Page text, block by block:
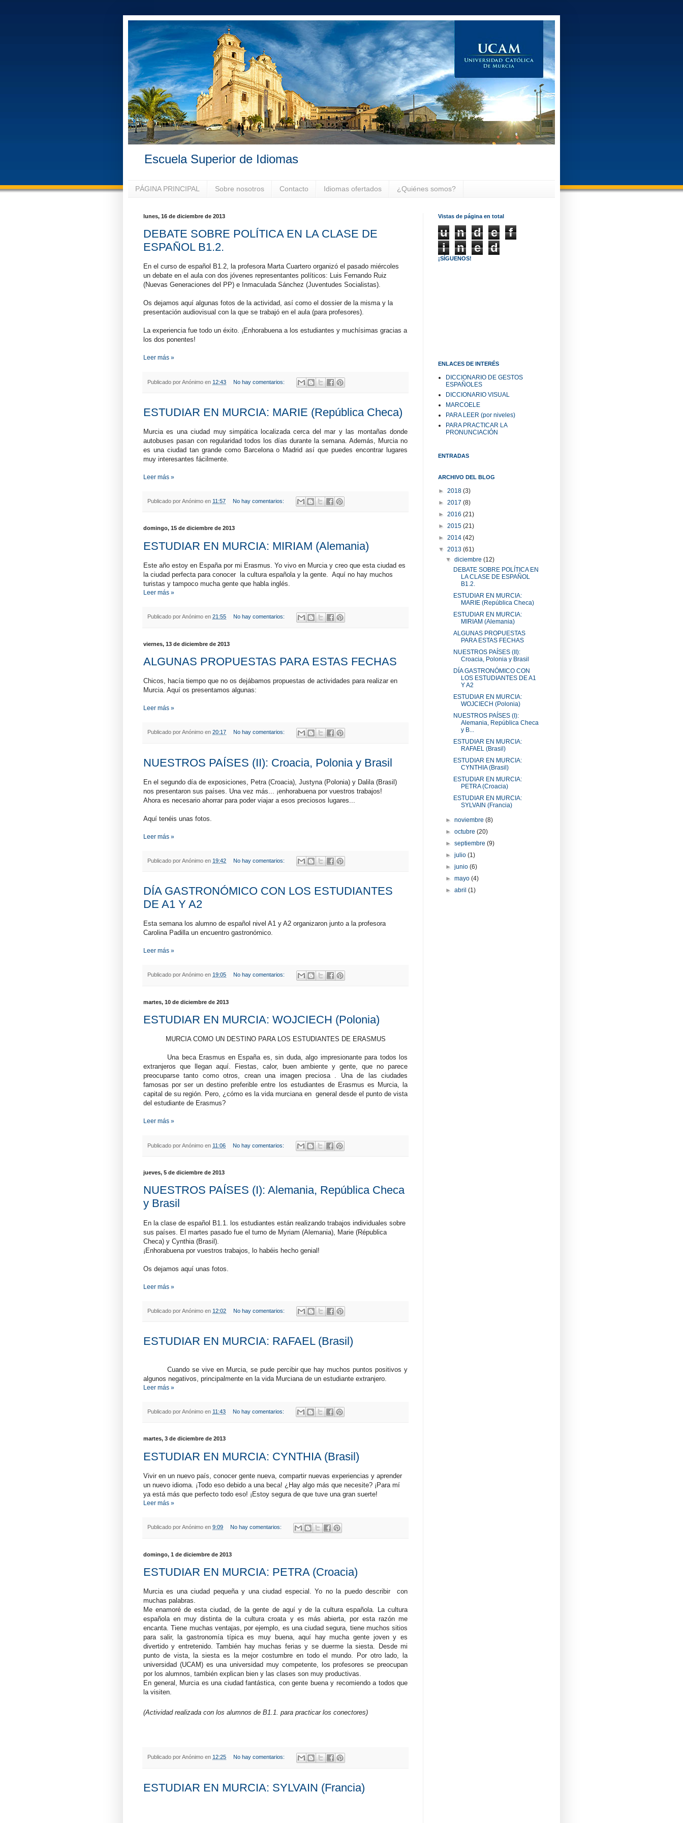
Escuela Superior de Idiomas
PÁGINA PRINCIPAL Sobre nosotros Contacto Idiomas ofertados ¿Quiénes somos?
lunes, 16 de diciembre de 2013
DEBATE SOBRE POLÍTICA EN LA CLASE DE
ESPAÑOL B1.2.
En el curso de español B1.2, la profesora Marta Cuartero organizó el pasado miércoles
un debate en el aula con dos jóvenes representantes políticos: Luis Fernando Ruiz
(Nuevas Generaciones del PP) e Inmaculada Sánchez (Juventudes Socialistas).
Os dejamos aquí algunas fotos de la actividad, así como el dossier de la misma y la
presentación audiovisual con la que se trabajó en el aula (para profesores).
La experiencia fue todo un éxito. ¡Enhorabuena a los estudiantes y muchísimas gracias a
los dos ponentes!
Leer más »
Publicado porAnónimo en 12:43 No hay comentarios:
ESTUDIAR EN MURCIA: MARIE (República Checa)
Murcia es una ciudad muy simpática localizada cerca del mar y las montañas donde
autobuses pasan con regularidad todos los días durante la semana. Además, Murcia no
es una ciudad tan grande como Barcelona o Madrid así que puedes encontrar lugares
muy interesantes fácilmente.
Leer más »
Publicado porAnónimo en 11:57 No hay comentarios:
domingo, 15 de diciembre de 2013
ESTUDIAR EN MURCIA: MIRIAM (Alemania)
Este año estoy en España por mi Erasmus. Yo vivo en Murcia y creo que esta ciudad es
la ciudad perfecta para conocer la cultura española y la gente. Aquí no hay muchos
turistas y tampoco mucha gente que habla inglés.
Leer más »
Publicado porAnónimo en 21:55 No hay comentarios:
viernes, 13 de diciembre de 2013
ALGUNAS PROPUESTAS PARA ESTAS FECHAS
Chicos, hacía tiempo que no os dejábamos propuestas de actividades para realizar en
Murcia. Aquí os presentamos algunas:
Leer más »
Publicado porAnónimo en 20:17 No hay comentarios:
NUESTROS PAÍSES (II): Croacia, Polonia y Brasil
En el segundo día de exposiciones, Petra (Croacia), Justyna (Polonia) y Dalila (Brasil)
nos presentaron sus países. Una vez más... ¡enhorabuena por vuestros trabajos!
Ahora es necesario ahorrar para poder viajar a esos preciosos lugares...
Aquí tenéis unas fotos.
Leer más »
Publicado porAnónimo en 19:42 No hay comentarios:
DÍA GASTRONÓMICO CON LOS ESTUDIANTES
DE A1 Y A2
Esta semana los alumno de español nivel A1 y A2 organizaron junto a la profesora
Carolina Padilla un encuentro gastronómico.
Leer más »
Publicado porAnónimo en 19:05 No hay comentarios:
martes, 10 de diciembre de 2013
ESTUDIAR EN MURCIA: WOJCIECH (Polonia)
MURCIA COMO UN DESTINO PARA LOS ESTUDIANTES DE ERASMUS
Una beca Erasmus en España es, sin duda, algo impresionante para todos los
extranjeros que llegan aquí. Fiestas, calor, buen ambiente y gente, que no parece
preocuparse tanto como otros, crean una imagen preciosa
. Una de las ciudades
famosas por ser un destino preferible entre los estudiantes de Erasmus es Murcia, la
capital de su región. Pero, ¿ cómo es la vida murciana en general desde el punto de vista
del estudiante de Erasmus?
Leer más »
Publicado porAnónimo en 11:06 No hay comentarios:
jueves, 5 de diciembre de 2013
NUESTROS PAÍSES (I): Alemania, República Checa
y Brasil
En la clase de español B1.1. los estudiantes están realizando trabajos individuales sobre
sus países. El martes pasado fue el turno de Myriam (Alemania), Marie (Républica
Checa) y Cynthia (Brasil).
¡Enhorabuena por vuestros trabajos, lo habéis hecho genial!
Os dejamos aquí unas fotos.
Leer más »
Publicado porAnónimo en 12:02 No hay comentarios:
ESTUDIAR EN MURCIA: RAFAEL (Brasil)
Cuando se vive en Murcia, se pude percibir que hay muchos puntos positivos y
algunos negativos, principalmente en la vida Murciana de un estudiante extranjero.
Leer más »
Publicado porAnónimo en 11:43 No hay comentarios:
martes, 3 de diciembre de 2013
ESTUDIAR EN MURCIA: CYNTHIA (Brasil)
Vivir en un nuevo país, conocer gente nueva, compartir nuevas experiencias y aprender
un nuevo idioma. ¡Todo eso debido a una beca! ¿Hay algo más que necesite? ¡Para mí
ya está más que perfecto todo eso! ¡Estoy segura de que tuve una gran suerte!
Leer más »
Publicado porAnónimo en 9:09 No hay comentarios:
domingo, 1 de diciembre de 2013
ESTUDIAR EN MURCIA: PETRA (Croacia)
Murcia es una ciudad pequeña y una ciudad especial. Yo no la puedo describir con
muchas palabras.
Me enamoré de esta ciudad, de la gente de aquí y de la cultura española. La cultura
española en muy distinta de la cultura croata y es más abierta, por esta razón me
encanta. Tiene muchas ventajas, por ejemplo, es una ciudad segura, tiene muchos sitios
para salir, la gastronomía típica es muy buena, aquí hay mucha gente joven y es
divertido y entretenido. También hay muchas ferias y se duerme la siesta. Desde mi
punto de vista, la siesta es la mejor costumbre en todo el mundo. Por otro lado, la
universidad (UCAM) es una universidad muy competente, los profesores se preocupan
por los alumnos, también explican bien y las clases son muy productivas.
En general, Murcia es una ciudad fantástica, con gente buena y recomiendo a todos que
la visiten.
(Actividad realizada con los alumnos de B1.1. para practicar los conectores)
Publicado porAnónimo en 12:25 No hay comentarios:
ESTUDIAR EN MURCIA: SYLVAIN (Francia)
Vistas de página en total
u n d e
f
i
n e d
¡SÍGUENOS!
ENLACES DE INTERÉS
DICCIONARIO DE GESTOS
ESPAÑOLES
DICCIONARIO VISUAL
MARCOELE
PARA LEER (por niveles)
PARA PRACTICAR LA
PRONUNCIACIÓN
ENTRADAS
ARCHIVO DEL BLOG
► 2018 (3)
► 2017 (8)
► 2016 (21)
► 2015 (21)
► 2014 (42)
▼ 2013 (61)
▼diciembre(12)
DEBATE SOBRE POLÍTICA EN
LA CLASE DE ESPAÑOL
B1.2.
ESTUDIAR EN MURCIA:
MARIE (República Checa)
ESTUDIAR EN MURCIA:
MIRIAM (Alemania)
ALGUNAS PROPUESTAS
PARA ESTAS FECHAS
NUESTROS PAÍSES (II):
Croacia, Polonia y Brasil
DÍA GASTRONÓMICO CON
LOS ESTUDIANTES DE A1
Y A2
ESTUDIAR EN MURCIA:
WOJCIECH (Polonia)
NUESTROS PAÍSES (I):
Alemania, República Checa
y B...
ESTUDIAR EN MURCIA:
RAFAEL (Brasil)
ESTUDIAR EN MURCIA:
CYNTHIA (Brasil)
ESTUDIAR EN MURCIA:
PETRA (Croacia)
ESTUDIAR EN MURCIA:
SYLVAIN (Francia)
►noviembre(8)
►octubre(20)
►septiembre(9)
►julio(1)
►junio(6)
►mayo(4)
►abril(1)